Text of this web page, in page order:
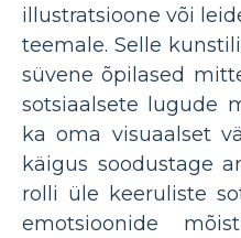
illustratsioone või
teemale. Selle
süvene õpilased
sotsiaalsete lugude
ka oma visuaalset
käigus soodustage
rolli üle keeruliste
emotsioonide